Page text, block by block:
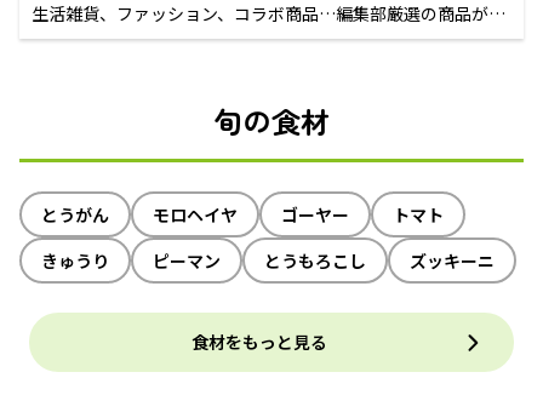
生活雑貨、ファッション、コラボ商品…編集部厳選の商品が買
えるECサイト
旬の食材
とうがん モロヘイヤ ゴーヤー
トマト
きゅうり
ピーマン とうもろこし ズッキーニ
食材をもっと見る